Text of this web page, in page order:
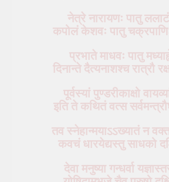
नेत्रे नारायणः पातु
कपोलं केशवः पातु
प्रभाते माधवः पातु
दिनान्ते दैत्यनाशश्च रात्रौ
पूर्वस्यां पुण्डरीकाक्षो
इति ते कथितं वत्स
तव स्नेहान्मयाऽऽख्यातं न
कवचं धारयेद्यस्तु साधको
देवा मनुष्या गन्धर्वा